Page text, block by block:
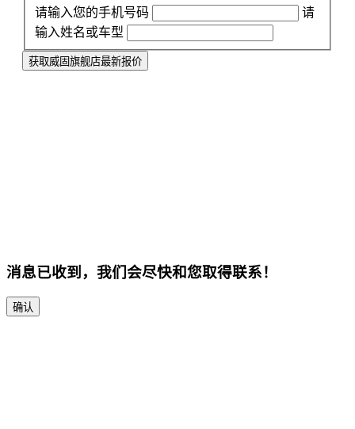
请输入您的手机号码
请
输入姓名或车型
获取威固旗舰店最新报价
消息已收到，我们会尽快和您取得联系！
确认